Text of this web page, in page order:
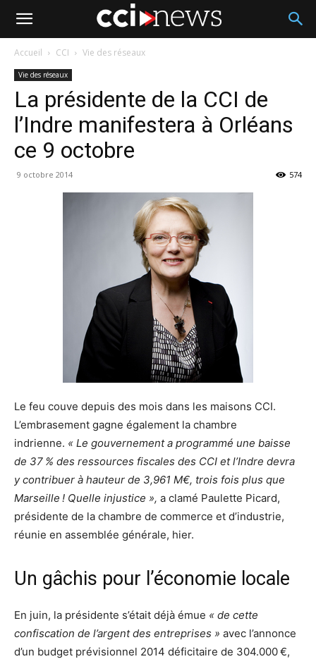
Accueil CCI Vie des réseaux
Vie des réseaux
La présidente de la CCI de
l’Indre manifestera à Orléans
ce 9 octobre
9 octobre 2014 574
Le feu couve depuis des mois dans les maisons CCI.
L’embrasement gagne également la chambre
indrienne. « Le gouvernement a programmé une baisse
de 37 % des ressources fiscales des CCI et l’Indre devra
y contribuer à hauteur de 3,961 M€, trois fois plus que
Marseille ! Quelle injustice », a clamé Paulette Picard,
présidente de la chambre de commerce et d’industrie,
réunie en assemblée générale, hier.
Un gâchis pour l’économie locale
En juin, la présidente s’était déjà émue « de cette
confiscation de l’argent des entreprises » avec l’annonce
d’un budget prévisionnel 2014 déficitaire de 304.000 €,